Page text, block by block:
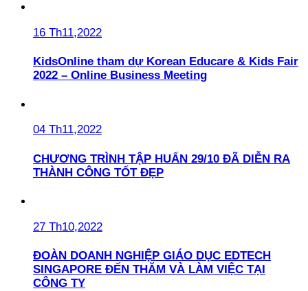
16 Th11,2022
KidsOnline tham dự Korean Educare & Kids Fair
2022 – Online Business Meeting
04 Th11,2022
CHƯƠNG TRÌNH TẬP HUẤN 29/10 ĐÃ DIỄN RA
THÀNH CÔNG TỐT ĐẸP
27 Th10,2022
ĐOÀN DOANH NGHIỆP GIÁO DỤC EDTECH
SINGAPORE ĐẾN THĂM VÀ LÀM VIỆC TẠI
CÔNG TY